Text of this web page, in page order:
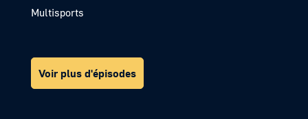
Multisports
Voir plus d'épisodes